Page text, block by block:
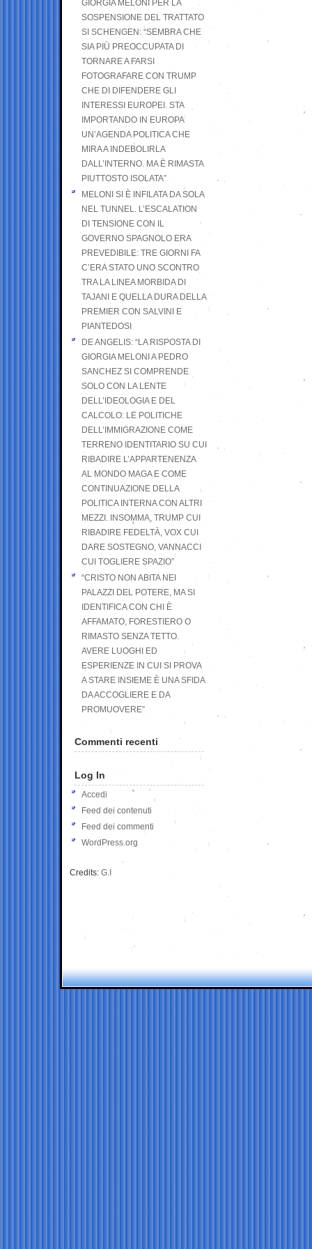
GIORGIA MELONI PER LA
SOSPENSIONE DEL TRATTATO
SI SCHENGEN: “SEMBRA CHE
SIA PIÙ PREOCCUPATA DI
TORNARE A FARSI
FOTOGRAFARE CON TRUMP
CHE DI DIFENDERE GLI
INTERESSI EUROPEI. STA
IMPORTANDO IN EUROPA
UN’AGENDA POLITICA CHE
MIRA A INDEBOLIRLA
DALL’INTERNO. MA È RIMASTA
PIUTTOSTO ISOLATA”
MELONI SI È INFILATA DA SOLA
NEL TUNNEL. L’ESCALATION
DI TENSIONE CON IL
GOVERNO SPAGNOLO ERA
PREVEDIBILE: TRE GIORNI FA
C’ERA STATO UNO SCONTRO
TRA LA LINEA MORBIDA DI
TAJANI E QUELLA DURA DELLA
PREMIER CON SALVINI E
PIANTEDOSI
DE ANGELIS: “LA RISPOSTA DI
GIORGIA MELONI A PEDRO
SANCHEZ SI COMPRENDE
SOLO CON LA LENTE
DELL’IDEOLOGIA E DEL
CALCOLO: LE POLITICHE
DELL’IMMIGRAZIONE COME
TERRENO IDENTITARIO SU CUI
RIBADIRE L’APPARTENENZA
AL MONDO MAGA E COME
CONTINUAZIONE DELLA
POLITICA INTERNA CON ALTRI
MEZZI. INSOMMA, TRUMP CUI
RIBADIRE FEDELTÀ, VOX CUI
DARE SOSTEGNO, VANNACCI
CUI TOGLIERE SPAZIO”
“CRISTO NON ABITA NEI
PALAZZI DEL POTERE, MA SI
IDENTIFICA CON CHI È
AFFAMATO, FORESTIERO O
RIMASTO SENZA TETTO.
AVERE LUOGHI ED
ESPERIENZE IN CUI SI PROVA
A STARE INSIEME È UNA SFIDA
DA ACCOGLIERE E DA
PROMUOVERE”
Commenti recenti
Log In
Accedi
Feed dei contenuti
Feed dei commenti
WordPress.org
Credits: G.I